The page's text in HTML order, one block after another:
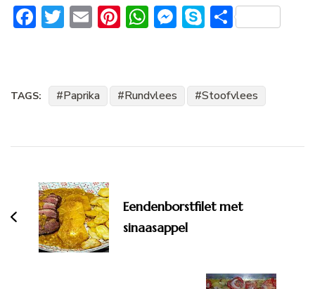
Facebook
Twitter
EmailPinterest
WhatsApp
Messenger
Skype
Delen
TAGS: Paprika Rundvlees Stoofvlees
navigatie
Eendenborstfilet met
sinaasappel